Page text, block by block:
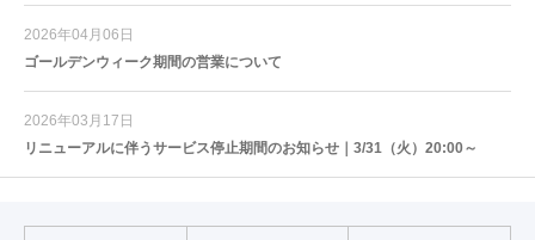
2026年04月06日
ゴールデンウィーク期間の営業について
2026年03月17日
リニューアルに伴うサービス停止期間のお知らせ｜3/31（火）20:00～